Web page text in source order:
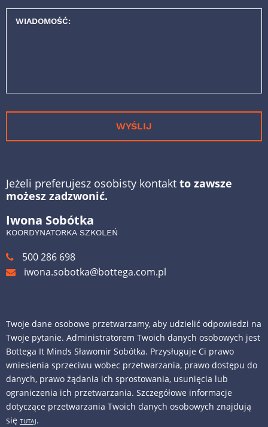
WIADOMOŚĆ:
WYŚLIJ
Jeżeli preferujesz osobisty kontakt to zawsze
możesz zadzwonić.
Iwona Sobótka
KOORDYNATORKA SZKOLEŃ
500 286 698
iwona.sobotka@bottega.com.pl
Twoje dane osobowe przetwarzamy, aby udzielić odpowiedzi na
Twoje pytanie. Administratorem Twoich danych osobowych jest
Bottega It Minds Sławomir Sobótka. Przysługuje Ci prawo
wniesienia sprzeciwu wobec przetwarzania, prawo dostępu do
danych, prawo żądania ich sprostowania, usunięcia lub
ograniczenia ich przetwarzania. Szczegółowe informacje
dotyczące przetwarzania Twoich danych osobowych znajdują
się TUTAJ.